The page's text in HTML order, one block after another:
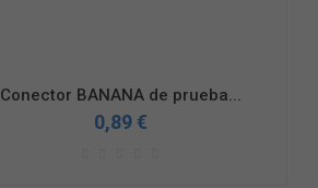
Conector BANANA de prueba...
0,89 €